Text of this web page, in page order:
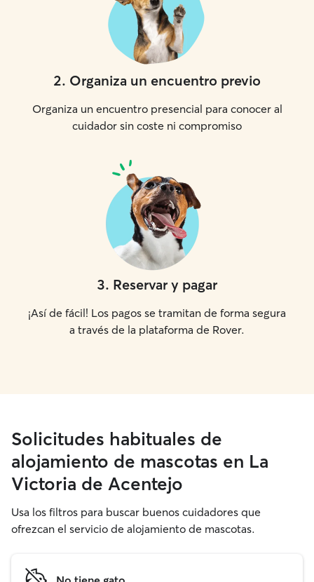
2. Organiza un encuentro previo
Organiza un encuentro presencial para conocer al
cuidador sin coste ni compromiso
3. Reservar y pagar
¡Así de fácil! Los pagos se tramitan de forma segura
a través de la plataforma de Rover.
Solicitudes habituales de
alojamiento de mascotas en La
Victoria de Acentejo
Usa los filtros para buscar buenos cuidadores que
ofrezcan el servicio de alojamiento de mascotas.